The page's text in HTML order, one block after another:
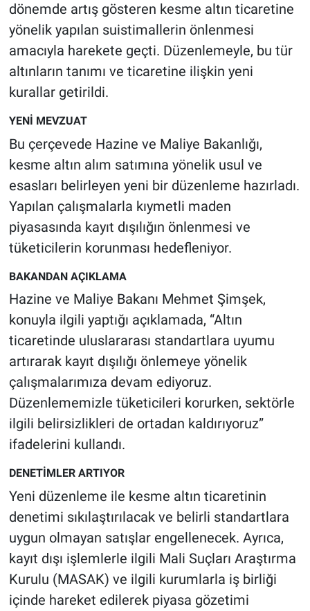
dönemde artış gösteren kesme altın ticaretine
yönelik yapılan suistimallerin önlenmesi
amacıyla harekete geçti. Düzenlemeyle, bu tür
altınların tanımı ve ticaretine ilişkin yeni
kurallar getirildi.
YENİ MEVZUAT
Bu çerçevede Hazine ve Maliye Bakanlığı,
kesme altın alım satımına yönelik usul ve
esasları belirleyen yeni bir düzenleme hazırladı.
Yapılan çalışmalarla kıymetli maden
piyasasında kayıt dışılığın önlenmesi ve
tüketicilerin korunması hedefleniyor.
BAKANDAN AÇIKLAMA
Hazine ve Maliye Bakanı Mehmet Şimşek,
konuyla ilgili yaptığı açıklamada, “Altın
ticaretinde uluslararası standartlara uyumu
artırarak kayıt dışılığı önlemeye yönelik
çalışmalarımıza devam ediyoruz.
Düzenlememizle tüketicileri korurken, sektörle
ilgili belirsizlikleri de ortadan kaldırıyoruz”
ifadelerini kullandı.
DENETİMLER ARTIYOR
Yeni düzenleme ile kesme altın ticaretinin
denetimi sıkılaştırılacak ve belirli standartlara
uygun olmayan satışlar engellenecek. Ayrıca,
kayıt dışı işlemlerle ilgili Mali Suçları Araştırma
Kurulu (MASAK) ve ilgili kurumlarla iş birliği
içinde hareket edilerek piyasa gözetimi
Günün görüntüsü
Haber
İlan
Kimdir
Koronavirüs
Kültür Sanat
Ne demişti
Nedir
Popüler
Programlar
Sağlık
Spor
Teknoloji
Türkiye'nin Geleceği
Türkiye'nin Gündemi
Yerel Gündem
Yerel Yaşam